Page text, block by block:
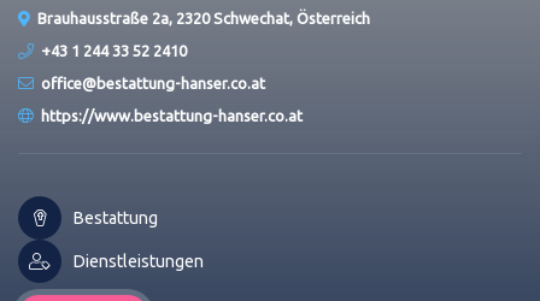
Brauhausstraße 2a, 2320 Schwechat, Österreich
+43 1 244 33 52 2410
office@bestattung-hanser.co.at
https://www.bestattung-hanser.co.at
Bestattung
Dienstleistungen